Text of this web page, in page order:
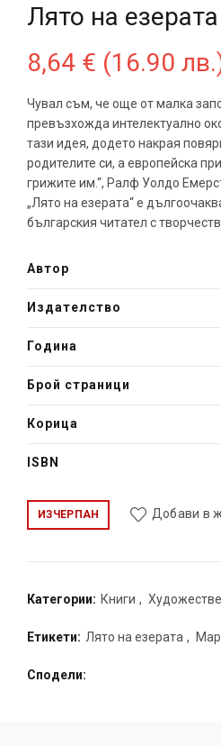
Лято на езерата
8,64 € (16.90
Чувал съм, че още от малка
превъзхожда интелектуално
тази идея, додето накрая
родителите си, а европейска
грижите им.“, Ралф Уолдо
„Лято на езерата“ е
българския читател с
Автор
Издателство
Година
Брой страници
Корица
ISBN
ИЗЧЕРПАН Добави в
Категории: Книги ,
Етикети: Лято на езерата ,
Сподели